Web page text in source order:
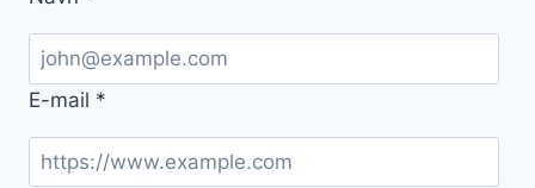
E-mail *